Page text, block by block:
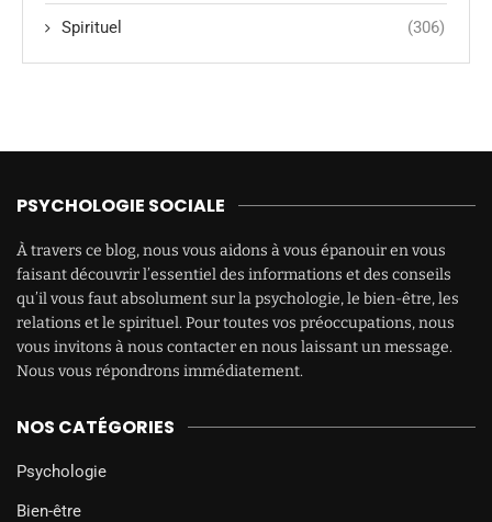
Spirituel (306)
PSYCHOLOGIE SOCIALE
À travers ce blog, nous vous aidons à vous épanouir en vous
faisant découvrir l’essentiel des informations et des conseils
qu’il vous faut absolument sur la psychologie, le bien-être, les
relations et le spirituel. Pour toutes vos préoccupations, nous
vous invitons à nous contacter en nous laissant un message.
Nous vous répondrons immédiatement.
NOS CATÉGORIES
Psychologie
Bien-être